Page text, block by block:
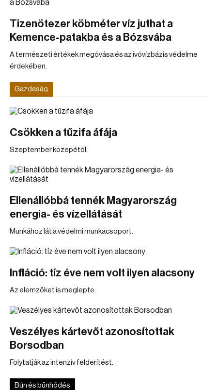
Tizenötezer köbméter víz juthat a
Kemence-patakba és a Bózsvába
A természeti értékek megóvása és az ivóvízbázis védelme
érdekében.
Gazdaság
Csökken a tűzifa áfája
Szeptember közepétől.
Ellenállóbbá tennék Magyarország
energia- és vízellátását
Munkához lát a védelmi munkacsoport.
Infláció: tíz éve nem volt ilyen alacsony
Az elemzőket is meglepte.
Veszélyes kártevőt azonosítottak
Borsodban
Folytatják az intenzív felderítést.
Bűn és bűnhődés